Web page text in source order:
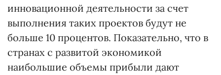
инновационной деятельности за счет
выполнения таких проектов будут не
больше 10 процентов. Показательно, что в
странах с развитой экономикой
наибольшие объемы прибыли дают